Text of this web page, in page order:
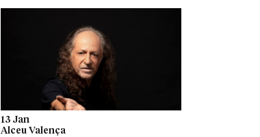
13 Jan
Alceu Valença